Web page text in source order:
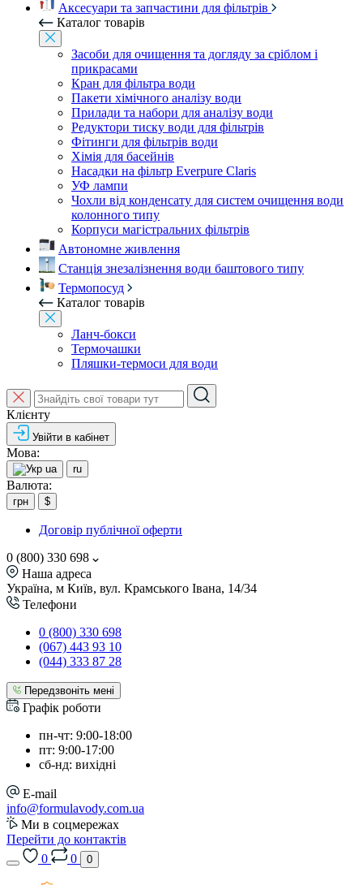
Аксесуари та запчастини для фільтрів
Каталог товарів
Засоби для очищення та догляду за сріблом і
прикрасами
Кран для фільтра води
Пакети хімічного аналізу води
Прилади та набори для аналізу води
Редуктори тиску води для фільтрів
Фітинги для фільтрів води
Хімія для басейнів
Насадки на фільтр Everpure Claris
УФ лампи
Чохли від конденсату для систем очищення води
колонного типу
Корпуси магістральних фільтрів
Автономне живлення
Станція знезалізнення води баштового типу
Термопосуд
Каталог товарів
Ланч-бокси
Термочашки
Пляшки-термоси для води
Клієнту
Увійти в кабінет
Мова:
ua ru
Валюта:
грн $
Договір публічної оферти
0 (800) 330 698
Наша адреса
Україна, м Київ, вул. Крамського Івана, 14/34
Телефони
0 (800) 330 698
(067) 443 93 10
(044) 333 87 28
Передзвоніть мені
Графік роботи
пн-чт: 9:00-18:00
пт: 9:00-17:00
сб-нд: вихідні
E-mail
info@formulavody.com.ua
Ми в соцмережах
Перейти до контактів
0
0 0